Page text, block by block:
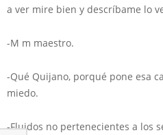
a ver mire bien y descríbame lo
-M m maestro.
-Qué Quijano, porqué pone esa
miedo.
-Fluidos no pertenecientes a los